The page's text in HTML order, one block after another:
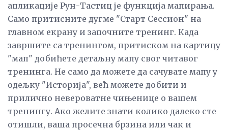
апликације Рун-Тастиц је функција мапирања.
Само притисните дугме "Старт Сессион" на
главном екрану и започните тренинг. Када
завршите са тренингом, притиском на картицу
"мап" добићете детаљну мапу свог читавог
тренинга. Не само да можете да сачувате мапу у
одељку "Историја", већ можете добити и
прилично невероватне чињенице о вашем
тренингу. Ако желите знати колико далеко сте
отишли, ваша просечна брзина или чак и